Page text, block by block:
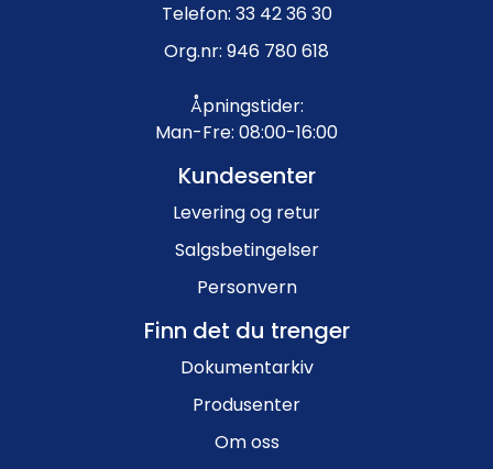
Telefon: 33 42 36 30
Org.nr: 946 780 618
Åpningstider:
Man-Fre: 08:00-16:00
Kundesenter
Levering og retur
Salgsbetingelser
Personvern
Finn det du trenger
Dokumentarkiv
Produsenter
Om oss